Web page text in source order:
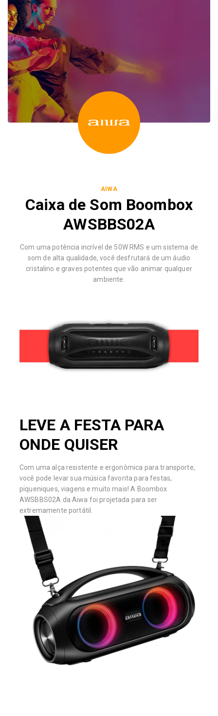
AIWA
Caixa de Som Boombox
AWSBBS02A
Com uma potência incrível de 50W RMS e um sistema de
som de alta qualidade, você desfrutará de um áudio
cristalino e graves potentes que vão animar qualquer
ambiente.
LEVE A FESTA PARA
ONDE QUISER
Com uma alça resistente e ergonômica para transporte,
você pode levar sua música favorita para festas,
piqueniques, viagens e muito mais! A Boombox
AWSBBS02A da Aiwa foi projetada para ser
extremamente portátil.